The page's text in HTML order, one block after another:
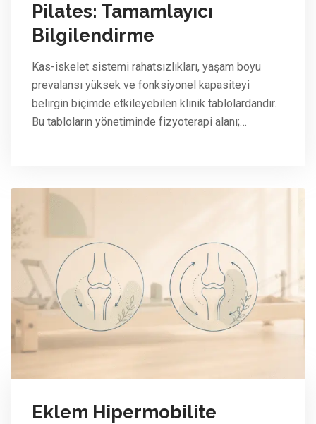
Pilates: Tamamlayıcı
Bilgilendirme
Kas-iskelet sistemi rahatsızlıkları, yaşam boyu
prevalansı yüksek ve fonksiyonel kapasiteyi
belirgin biçimde etkileyebilen klinik tablolardandır.
Bu tabloların yönetiminde fizyoterapi alanı;…
Eklem Hipermobilite